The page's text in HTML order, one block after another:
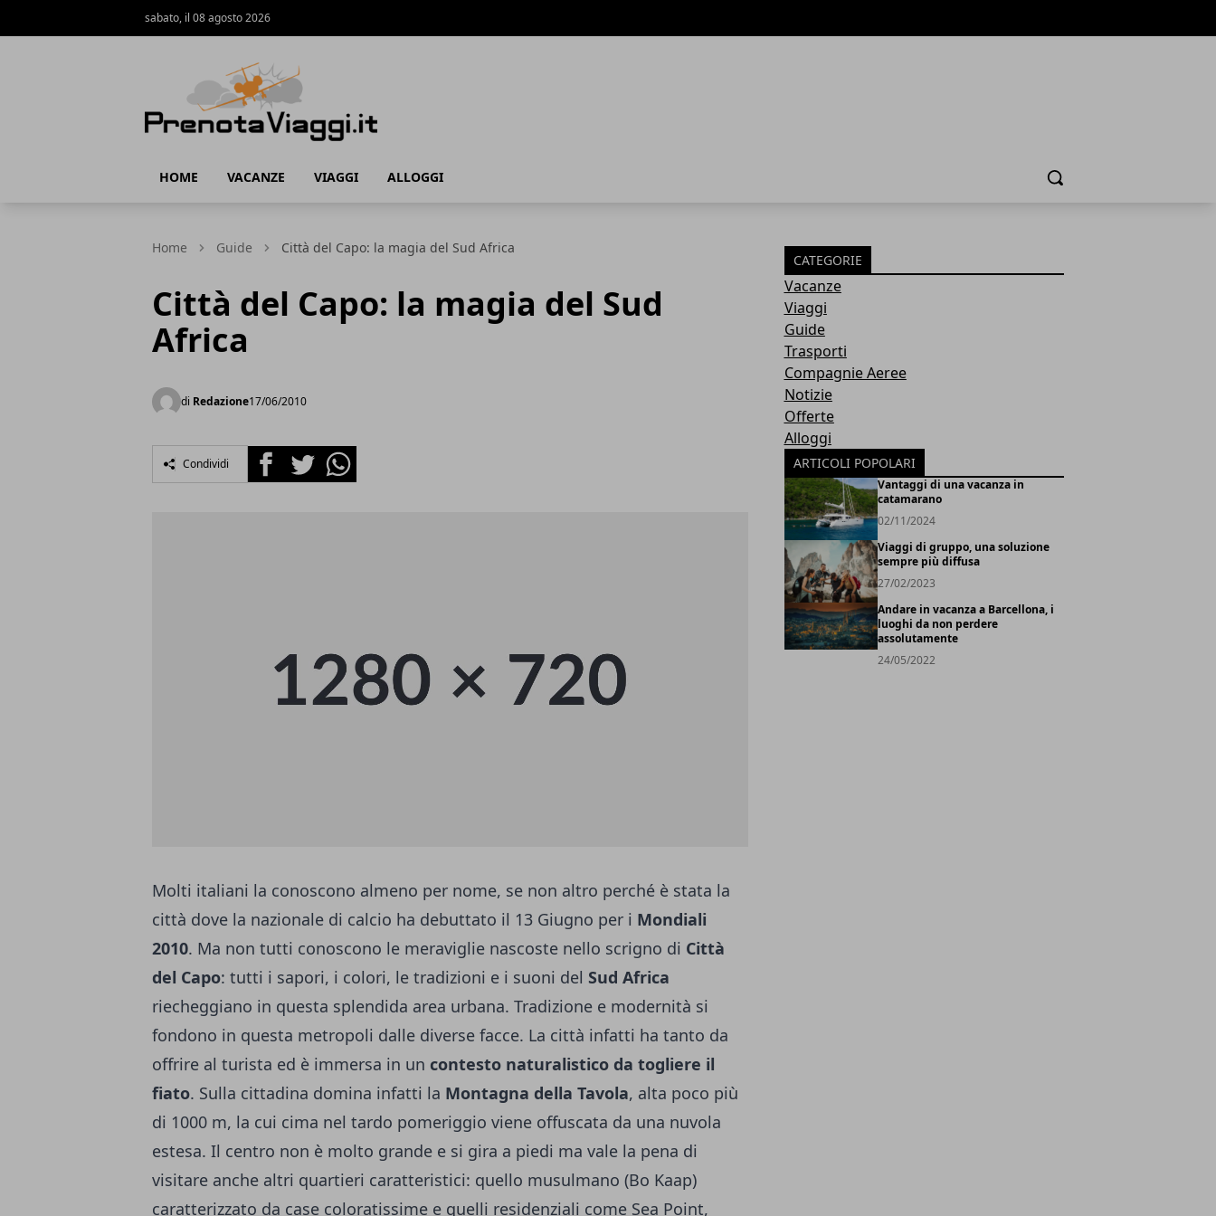
sabato, il 08 agosto 2026
HOME VACANZE VIAGGI ALLOGGI Cerca
Home Guide Città del Capo: la magia del Sud Africa
Città del Capo: la magia del Sud
Africa
di Redazione17/06/2010
Condividi FacebookTwitterWhatsapp
Molti italiani la conoscono almeno per nome, se non altro perché è stata la
città dove la nazionale di calcio ha debuttato il 13 Giugno per i Mondiali
2010. Ma non tutti conoscono le meraviglie nascoste nello scrigno di Città
del Capo: tutti i sapori, i colori, le tradizioni e i suoni del Sud Africa
riecheggiano in questa splendida area urbana. Tradizione e modernità si
fondono in questa metropoli dalle diverse facce. La città infatti ha tanto da
offrire al turista ed è immersa in un contesto naturalistico da togliere il
fiato. Sulla cittadina domina infatti la Montagna della Tavola, alta poco più
di 1000 m, la cui cima nel tardo pomeriggio viene offuscata da una nuvola
estesa. Il centro non è molto grande e si gira a piedi ma vale la pena di
visitare anche altri quartieri caratteristici: quello musulmano (Bo Kaap)
caratterizzato da case coloratissime e quelli residenziali come Sea Point,
CATEGORIE
Vacanze
Viaggi
Guide
Trasporti
Compagnie Aeree
Notizie
Offerte
Alloggi
ARTICOLI POPOLARI
Vantaggi di una vacanza in
catamarano
02/11/2024
Viaggi di gruppo, una soluzione
sempre più diffusa
27/02/2023
Andare in vacanza a Barcellona, i
luoghi da non perdere
assolutamente
24/05/2022